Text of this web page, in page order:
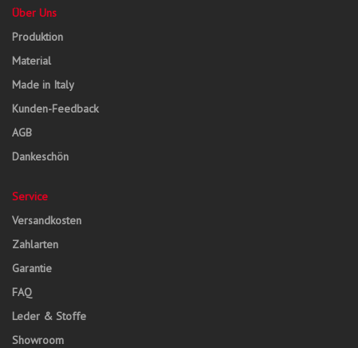
Über Uns
Produktion
Material
Made in Italy
Kunden-Feedback
AGB
Dankeschön
Service
Versandkosten
Zahlarten
Garantie
FAQ
Leder & Stoffe
Showroom